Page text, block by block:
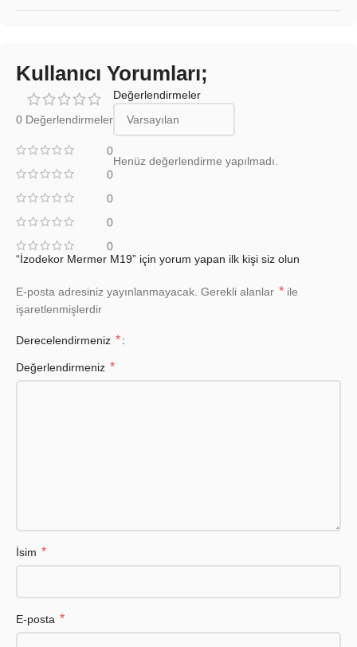
Kullanıcı Yorumları;
0 Değerlendirmeler
0
0
0
0
0
Değerlendirmeler
Henüz değerlendirme yapılmadı.
“İzodekor Mermer M19” için yorum yapan ilk kişi siz olun
E-posta adresiniz yayınlanmayacak. Gerekli alanlar * ile
işaretlenmişlerdir
Derecelendirmeniz *
Değerlendirmeniz *
İsim *
E-posta *